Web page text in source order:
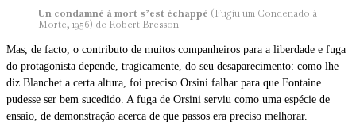
Un condamné à mort s’est échappé (Fugiu um Condenado à
Morte, 1956) de Robert Bresson
Mas, de facto, o contributo de muitos companheiros para a liberdade e fuga
do protagonista depende, tragicamente, do seu desaparecimento: como lhe
diz Blanchet a certa altura, foi preciso Orsini falhar para que Fontaine
pudesse ser bem sucedido. A fuga de Orsini serviu como uma espécie de
ensaio, de demonstração acerca de que passos era preciso melhorar.